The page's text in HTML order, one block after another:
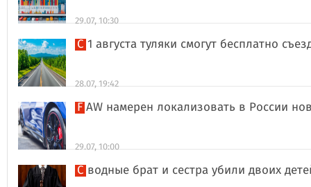
29.07, 10:30
С 1 августа туляки смогут бесплатно
28.07, 19:42
FAW намерен локализовать в России
29.07, 10:00
Сводные брат и сестра убили двоих